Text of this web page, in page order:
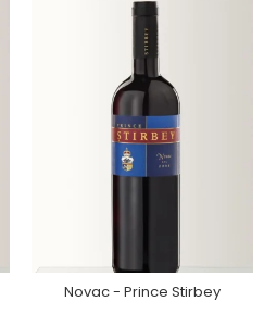
Novac - Prince Stirbey